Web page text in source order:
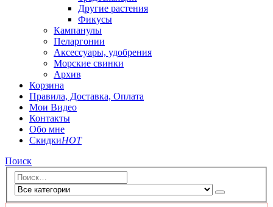
Другие растения
Фикусы
Кампанулы
Пеларгонии
Аксессуары, удобрения
Морские свинки
Архив
Корзина
Правила, Доставка, Оплата
Мои Видео
Контакты
Обо мне
СкидкиHOT
Поиск